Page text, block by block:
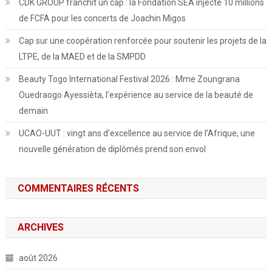
CDK GROUP franchit un cap : la Fondation SEA injecte 10 millions
de FCFA pour les concerts de Joachin Migos
Cap sur une coopération renforcée pour soutenir les projets de la
LTPE, de la MAED et de la SMPDD
Beauty Togo International Festival 2026 : Mme Zoungrana
Ouedraogo Ayessièta, l’expérience au service de la beauté de
demain
UCAO-UUT : vingt ans d’excellence au service de l’Afrique, une
nouvelle génération de diplômés prend son envol
COMMENTAIRES RÉCENTS
ARCHIVES
août 2026